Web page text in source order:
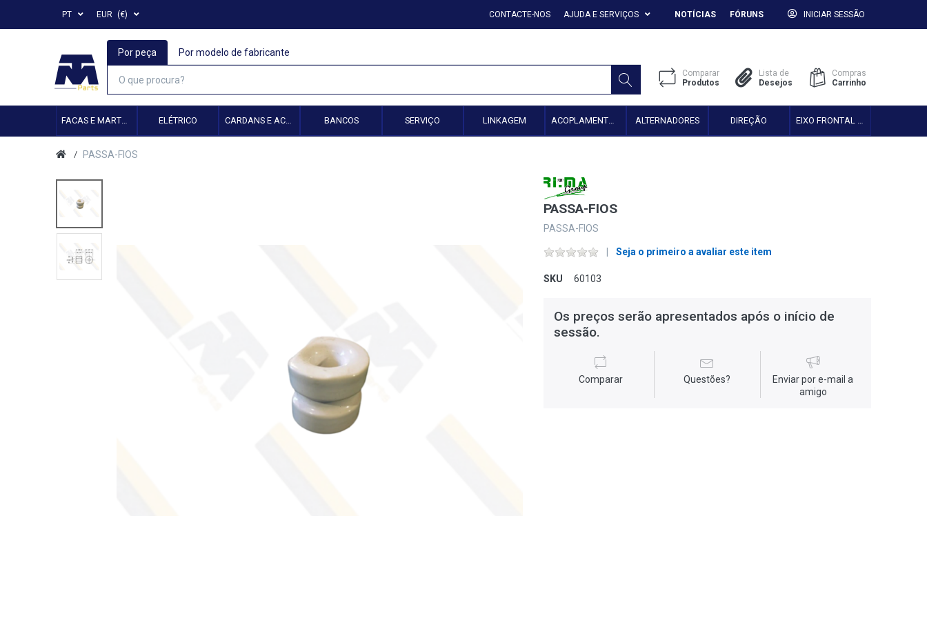
PT EUR (€) CONTACTE-NOS AJUDA E SERVIÇOS NOTÍCIAS FÓRUNS INICIAR SESSÃO
Por peça Por modelo de fabricante
Comparar
Produtos
Lista de
Desejos
Compras
Carrinho
ELÉTRICO CARDANS E ACESSÓRIOS BANCOS SERVIÇO LINKAGEM ACOPLAMENTO HIDRÁULICO ALTERNADORES DIREÇÃO
PASSA-FIOS
PASSA-FIOS
PASSA-FIOS
Seja o primeiro a avaliar este item
SKU 60103
Os preços serão apresentados após o início de
sessão.
Comparar Questões?
Enviar por e-mail a
amigo